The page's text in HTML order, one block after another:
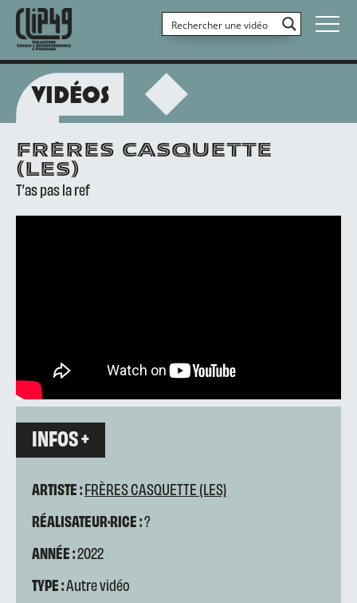
VIDÉOS
FRÈRES CASQUETTE
(LES)
T’as pas la ref
INFOS +
ARTISTE :FRÈRES CASQUETTE (LES)
RÉALISATEUR·RICE :?
ANNÉE :2022
TYPE :Autre vidéo